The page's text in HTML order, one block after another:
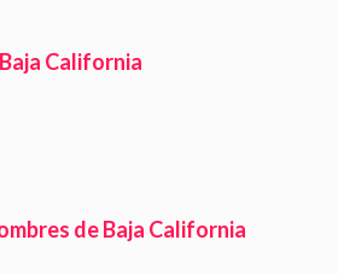
California
de Baja California